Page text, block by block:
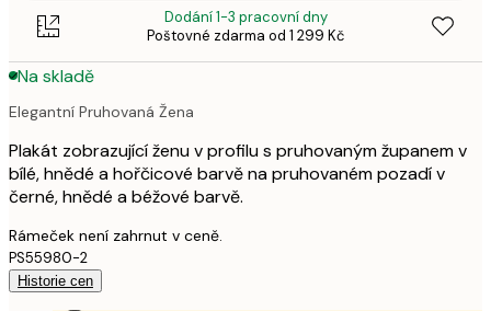
Dodání 1-3 pracovní dny
Poštovné zdarma od 1 299 Kč
Na skladě
Elegantní Pruhovaná Žena
Plakát zobrazující ženu v profilu s pruhovaným županem v
bílé, hnědé a hořčicové barvě na pruhovaném pozadí v
černé, hnědé a béžové barvě.
Rámeček není zahrnut v ceně.
PS55980-2
Historie cen